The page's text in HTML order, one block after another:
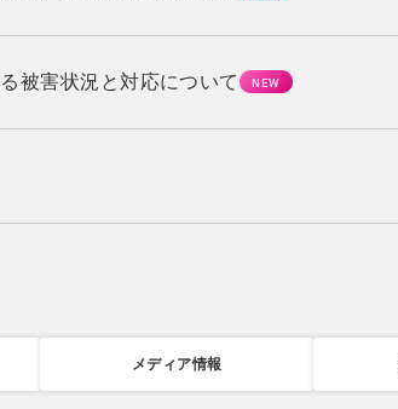
被害状況と対応について
メディア情報